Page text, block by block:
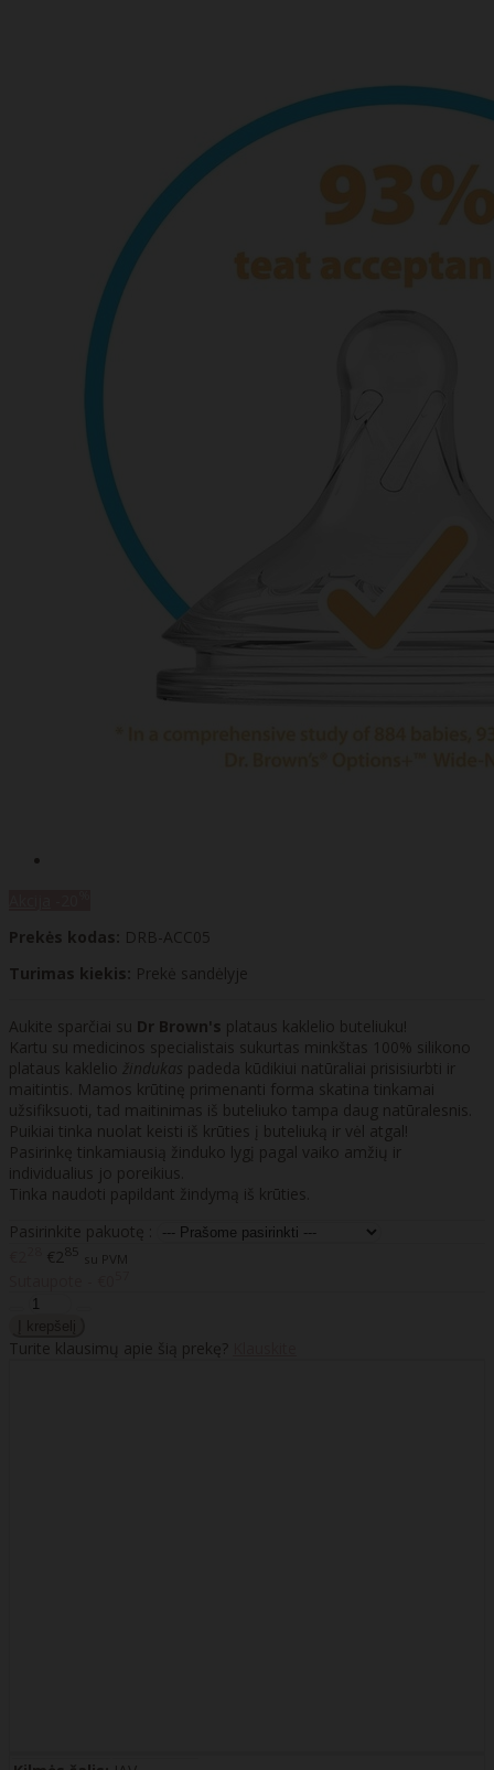
Prekės kodas: DRB-ACC05
Turimas kiekis: Prekė sandėlyje
Aukite sparčiai su Dr Brown's plataus kaklelio buteliuku!
Kartu su medicinos specialistais sukurtas minkštas 100% silikono
plataus kaklelio žindukas padeda kūdikiui natūraliai prisisiurbti ir
maitintis. Mamos krūtinę primenanti forma skatina tinkamai
užsifiksuoti, tad maitinimas iš buteliuko tampa daug natūralesnis.
Puikiai tinka nuolat keisti iš krūties į buteliuką ir vėl atgal!
Pasirinkę tinkamiausią žinduko lygį pagal vaiko amžių ir
individualius jo poreikius.
Tinka naudoti papildant žindymą iš krūties.
Pasirinkite pakuotę :
€285 su PVM
Turite klausimų apie šią prekę?